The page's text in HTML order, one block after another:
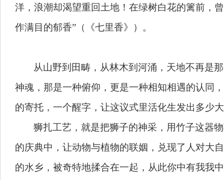
洋 ， 浪潮却渴望重回土地 ！ 在绿树白花的篱前 ，
作满目的郁香”（《七里香》）。
从山野到田畴，从林木到河涌，天地不再是
神魂，那是一种俯仰，更是一种相知相遇的认同
的寄托，一个醒字，让这议式里活化生发出多少
狮扎工艺，就是把狮子的神采，用竹子这器
的庆典中，让动物与植物的联姻，兑现了人对大
的水乡，被奇特地揉合在一起，从此你中有我